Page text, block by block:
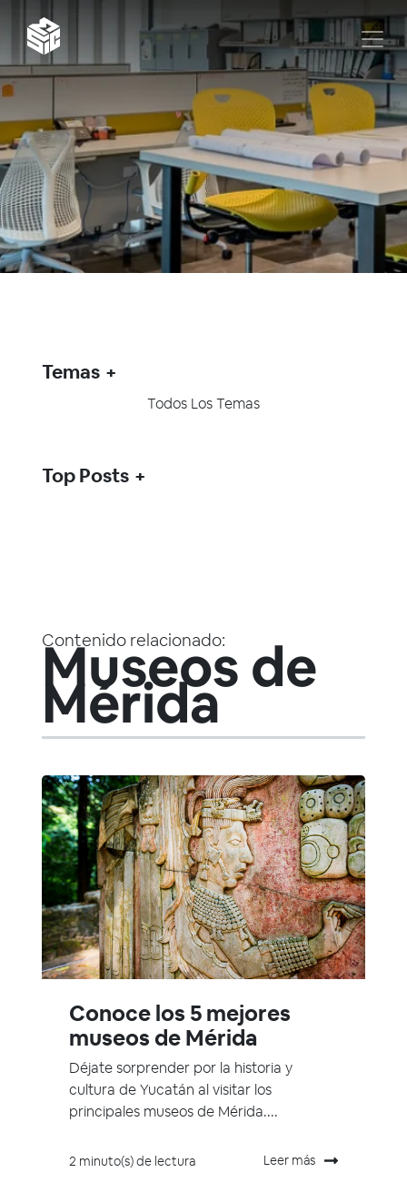
Contenido relacionado:
Museos de
Mérida
Conoce los 5 mejores
museos de Mérida
Déjate sorprender por la historia y
cultura de Yucatán al visitar los
principales museos de Mérida....
2 minuto(s) de lectura Leer más
Temas
Todos Los Temas
Top Posts